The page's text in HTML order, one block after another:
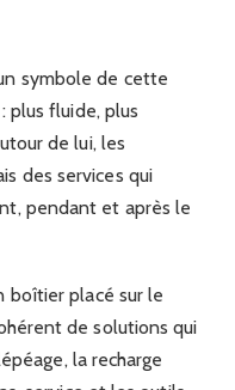
symbole de cette
plus fluide, plus
de lui, les
des services qui
pendant et après le
boîtier placé sur le
de solutions qui
la recharge